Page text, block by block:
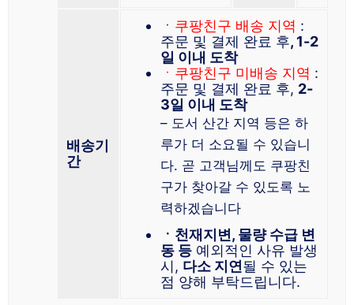
배송기
간
ㆍ 쿠팡친구 배송 지역 :
주문 및 결제 완료 후, 1-2
일 이내 도착
ㆍ쿠팡친구 미배송 지역 :
주문 및 결제 완료 후, 2-
3일 이내 도착
– 도서 산간 지역 등은 하
루가 더 소요될 수 있습니
다. 곧 고객님께도 쿠팡친
구가 찾아갈 수 있도록 노
력하겠습니다
ㆍ천재지변, 물량 수급 변
동 등 예외적인 사유 발생
시, 다소 지연될 수 있는
점 양해 부탁드립니다.